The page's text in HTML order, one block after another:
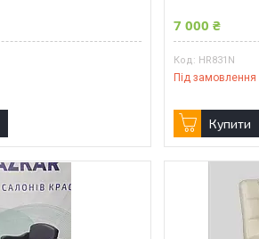
7 000 ₴
HR831N
Під замовлення
Купити